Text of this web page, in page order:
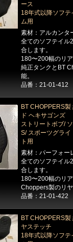
ース
18年式以降ソフ
ム用
素材：アルカンタ
全てのソフテイル
合します。
180〜200幅のリ
純正タンクとBT
能。
品番：21-01-412
BT CHOPPERS
ド ヘキサゴンズ
ストリートボブ/
S/ スポーツグラ
ト用
素材：パーフォー
全てのソフテイル
合します。
180〜200幅のリ
Choppers製のリ
品番：21-01-422
BT CHOPPERS
ヤステッチ
18年式以降ソフ